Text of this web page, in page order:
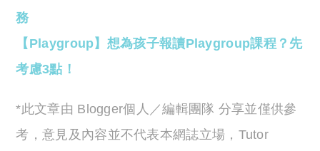
務
【Playgroup】想為孩子報讀Playgroup課程？先
考慮3點！
*此文章由 Blogger個人／編輯團隊 分享並僅供參
考，意見及內容並不代表本網誌立場，Tutor